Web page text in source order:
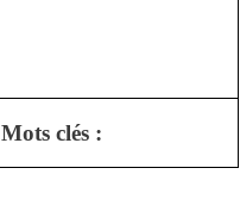
Mots clés :